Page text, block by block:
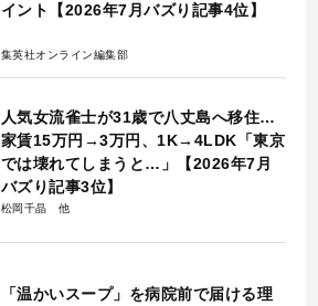
イント【2026年7月バズり記事4位】
集英社オンライン編集部
人気女流雀士が31歳で八丈島へ移住…
家賃15万円→3万円、1K→4LDK「東京
では壊れてしまうと…」【2026年7月
バズり記事3位】
松岡千晶
「温かいスープ」を病院前で届ける理